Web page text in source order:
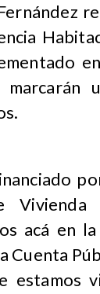
acá en
Cuenta
estamos